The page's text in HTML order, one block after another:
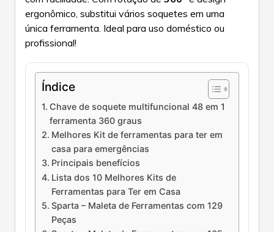
ergonômico, substitui vários soquetes em uma
única ferramenta. Ideal para uso doméstico ou
profissional!
Índice
Chave de soquete multifuncional 48 em 1
ferramenta 360 graus
Melhores Kit de ferramentas para ter em
casa para emergências
Principais benefícios
Lista dos 10 Melhores Kits de
Ferramentas para Ter em Casa
Sparta – Maleta de Ferramentas com 129
Peças